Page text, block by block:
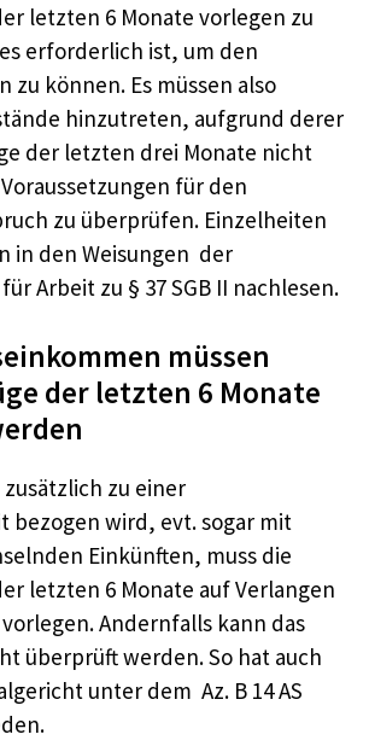
letzten 6 Monate vorlegen zu
erforderlich ist, um den
zu können. Es müssen also
hinzutreten, aufgrund derer
der letzten drei Monate nicht
für den
zu überprüfen. Einzelheiten
in den Weisungen der
Arbeit zu § 37 SGB II nachlesen.
müssen
der letzten 6 Monate
zu einer
bezogen wird, evt. sogar mit
Einkünften, muss die
letzten 6 Monate auf Verlangen
Andernfalls kann das
überprüft werden. So hat auch
unter dem Az. B 14 AS